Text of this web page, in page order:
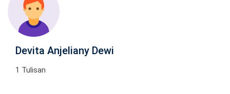
Devita Anjeliany Dewi
1 Tulisan